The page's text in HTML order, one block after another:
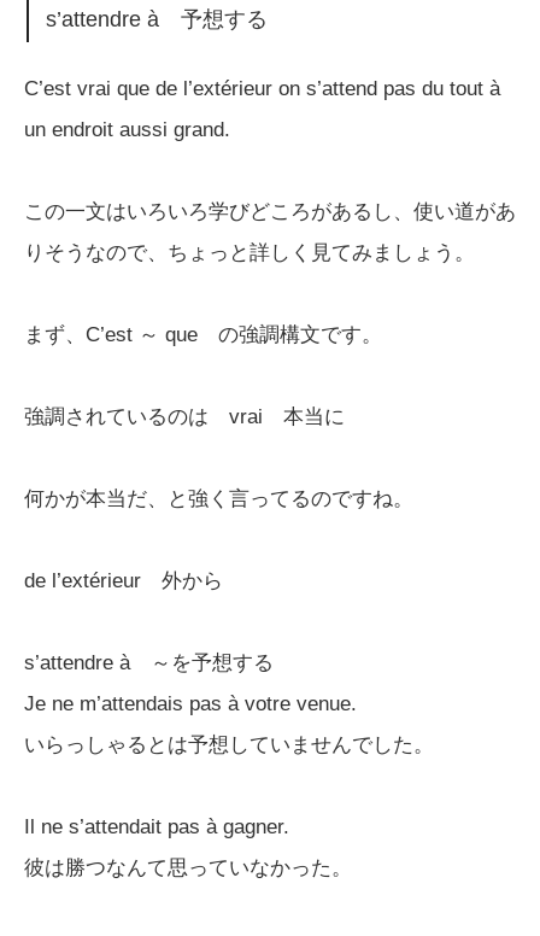
s’attendre à 予想する
C’est vrai que de l’extérieur on s’attend pas du tout à
un endroit aussi grand.
この一文はいろいろ学びどころがあるし、使い道があ
りそうなので、ちょっと詳しく見てみましょう。
まず、C’est ～ que の強調構文です。
強調されているのは vrai 本当に
何かが本当だ、と強く言ってるのですね。
de l’extérieur 外から
s’attendre à ～を予想する
Je ne m’attendais pas à votre venue.
いらっしゃるとは予想していませんでした。
Il ne s’attendait pas à gagner.
彼は勝つなんて思っていなかった。